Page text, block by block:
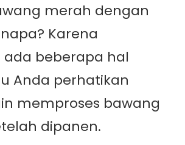
merah dengan
Karena
beberapa hal
Anda perhatikan
memproses bawang
dipanen.